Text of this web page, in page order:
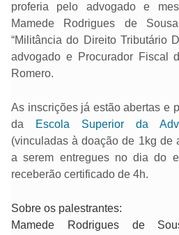
proferia pelo advogado e
Mamede Rodrigues de
“Militância do Direito Tributário
advogado e Procurador Fiscal
Romero.
As inscrições já estão abertas e
da
Escola Superior da
(vinculadas à doação de 1kg de
a serem entregues no dia do
receberão certificado de 4h.
Sobre os palestrantes:
Mamede Rodrigues de